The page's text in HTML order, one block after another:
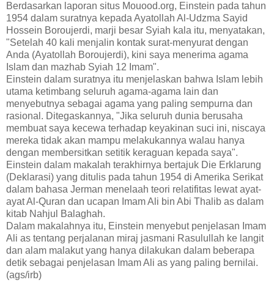
Berdasarkan laporan situs Mouood.org, Einstein pada tahun
1954 dalam suratnya kepada Ayatollah Al-Udzma Sayid
Hossein Boroujerdi, marji besar Syiah kala itu, menyatakan,
"Setelah 40 kali menjalin kontak surat-menyurat dengan
Anda (Ayatollah Boroujerdi), kini saya menerima agama
Islam dan mazhab Syiah 12 Imam".
Einstein dalam suratnya itu menjelaskan bahwa Islam lebih
utama ketimbang seluruh agama-agama lain dan
menyebutnya sebagai agama yang paling sempurna dan
rasional. Ditegaskannya, "Jika seluruh dunia berusaha
membuat saya kecewa terhadap keyakinan suci ini, niscaya
mereka tidak akan mampu melakukannya walau hanya
dengan membersitkan setitik keraguan kepada saya".
Einstein dalam makalah terakhirnya bertajuk Die Erklarung
(Deklarasi) yang ditulis pada tahun 1954 di Amerika Serikat
dalam bahasa Jerman menelaah teori relatifitas lewat ayat-
ayat Al-Quran dan ucapan Imam Ali bin Abi Thalib as dalam
kitab Nahjul Balaghah.
Dalam makalahnya itu, Einstein menyebut penjelasan Imam
Ali as tentang perjalanan miraj jasmani Rasulullah ke langit
dan alam malakut yang hanya dilakukan dalam beberapa
detik sebagai penjelasan Imam Ali as yang paling bernilai.
(ags/irb)